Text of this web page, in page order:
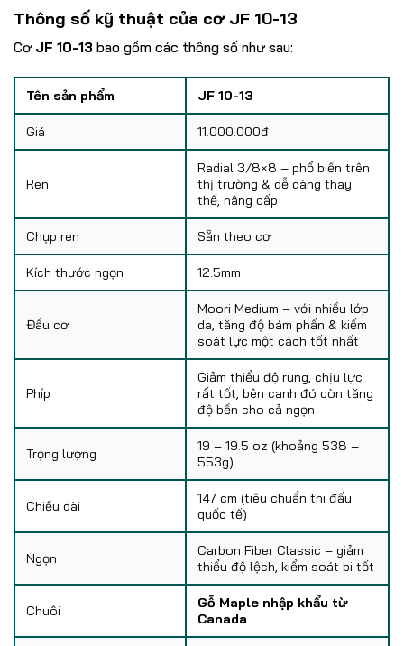
Thông số kỹ thuật của cơ JF 10-13
Cơ JF 10-13 bao gồm các thông số như sau:
Tên sản phẩm JF 10-13
Giá 11.000.000đ
Ren
Radial 3/8×8 – phổ biến trên
thị trường & dễ dàng thay
thế, nâng cấp
Chụp ren Sẵn theo cơ
Kích thước ngọn 12.5mm
Đầu cơ
Moori Medium – với nhiều lớp
da, tăng độ bám phấn & kiểm
soát lực một cách tốt nhất
Phíp
Giảm thiểu độ rung, chịu lực
rất tốt, bên canh đó còn tăng
độ bền cho cả ngọn
Trọng lượng
19 – 19.5 oz (khoảng 538 –
553g)
Chiều dài
147 cm (tiêu chuẩn thi đấu
quốc tế)
Ngọn
Carbon Fiber Classic – giảm
thiểu độ lệch, kiểm soát bi tốt
Chuôi
Gỗ Maple nhập khẩu từ
Canada